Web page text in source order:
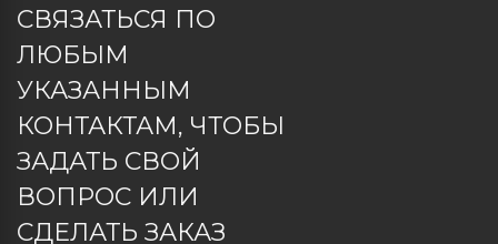
СВЯЗАТЬСЯ ПО
ЛЮБЫМ
УКАЗАННЫМ
КОНТАКТАМ, ЧТОБЫ
ЗАДАТЬ СВОЙ
ВОПРОС ИЛИ
СДЕЛАТЬ ЗАКАЗ